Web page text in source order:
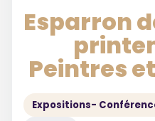
Esparron
Peintres
Expositions-